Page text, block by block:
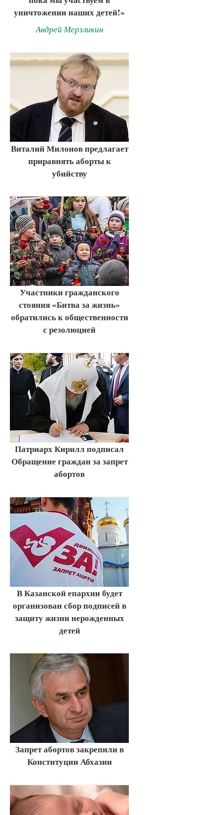
уничтожении наших детей!»
Андрей Мерзликин
Виталий Милонов предлагает
приравнять аборты к
убийству
Участники гражданского
стояния «Битва за жизнь»
обратились к общественности
с резолюцией
Патриарх Кирилл подписал
Обращение граждан за запрет
абортов
В Казанской епархии будет
организован сбор подписей в
защиту жизни нерожденных
детей
Запрет абортов закрепили в
Конституции Абхазии